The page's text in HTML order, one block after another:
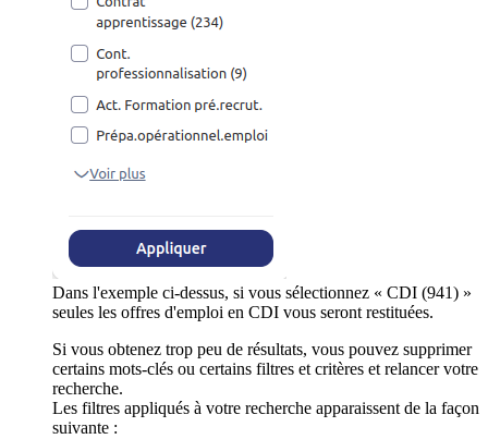
Dans l'exemple ci-dessus, si vous sélectionnez « CDI (941) »
seules les offres d'emploi en CDI vous seront restituées.
Si vous obtenez trop peu de résultats, vous pouvez supprimer
certains mots-clés ou certains filtres et critères et relancer votre
recherche.
Les filtres appliqués à votre recherche apparaissent de la façon
suivante :